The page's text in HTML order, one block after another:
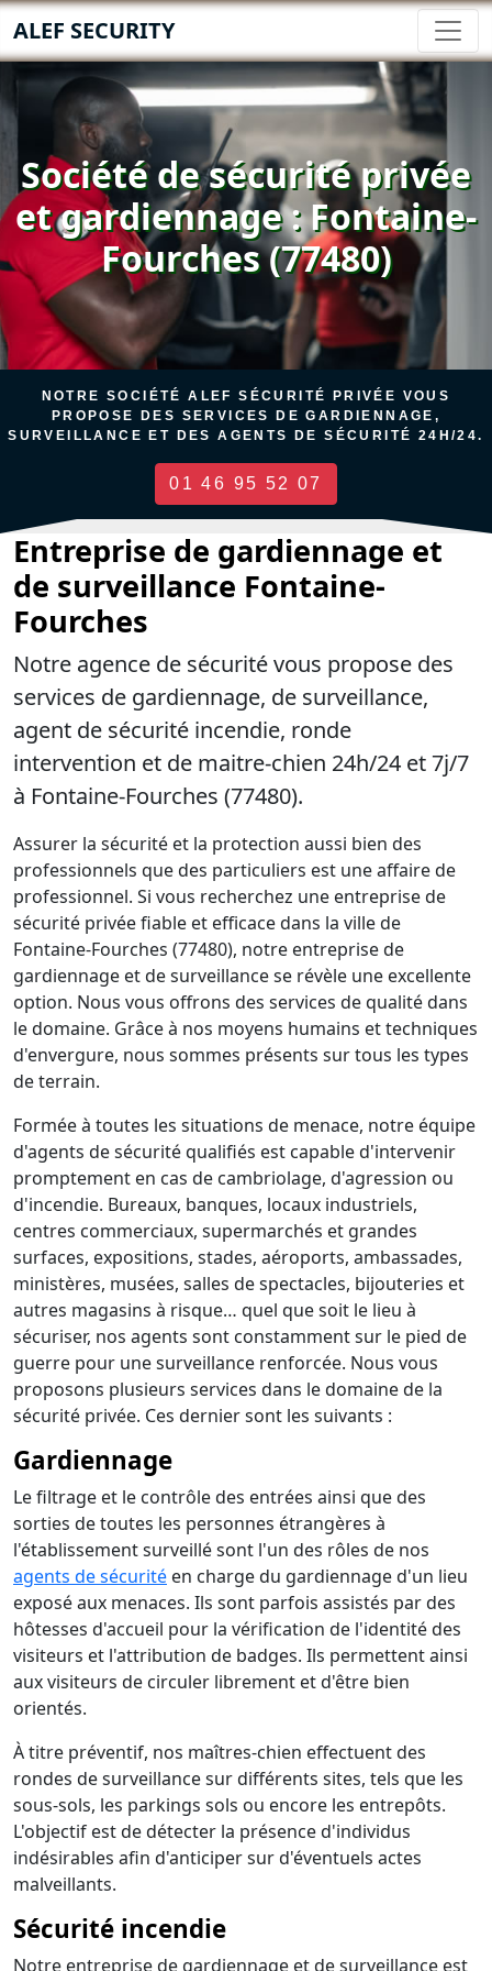
ALEF SECURITY
Société de sécurité privée
et gardiennage : Fontaine-
Fourches (77480)
NOTRE SOCIÉTÉ ALEF SÉCURITÉ PRIVÉE VOUS
PROPOSE DES SERVICES DE GARDIENNAGE,
SURVEILLANCE ET DES AGENTS DE SÉCURITÉ 24H/24.
01 46 95 52 07
Entreprise de gardiennage et
de surveillance Fontaine-
Fourches
Notre agence de sécurité vous propose des
services de gardiennage, de surveillance,
agent de sécurité incendie, ronde
intervention et de maitre-chien 24h/24 et 7j/7
à Fontaine-Fourches (77480).
Assurer la sécurité et la protection aussi bien des
professionnels que des particuliers est une affaire de
professionnel. Si vous recherchez une entreprise de
sécurité privée fiable et efficace dans la ville de
Fontaine-Fourches (77480), notre entreprise de
gardiennage et de surveillance se révèle une excellente
option. Nous vous offrons des services de qualité dans
le domaine. Grâce à nos moyens humains et techniques
d'envergure, nous sommes présents sur tous les types
de terrain.
Formée à toutes les situations de menace, notre équipe
d'agents de sécurité qualifiés est capable d'intervenir
promptement en cas de cambriolage, d'agression ou
d'incendie. Bureaux, banques, locaux industriels,
centres commerciaux, supermarchés et grandes
surfaces, expositions, stades, aéroports, ambassades,
ministères, musées, salles de spectacles, bijouteries et
autres magasins à risque… quel que soit le lieu à
sécuriser, nos agents sont constamment sur le pied de
guerre pour une surveillance renforcée. Nous vous
proposons plusieurs services dans le domaine de la
sécurité privée. Ces dernier sont les suivants :
Gardiennage
Le filtrage et le contrôle des entrées ainsi que des
sorties de toutes les personnes étrangères à
l'établissement surveillé sont l'un des rôles de nos
agents de sécurité en charge du gardiennage d'un lieu
exposé aux menaces. Ils sont parfois assistés par des
hôtesses d'accueil pour la vérification de l'identité des
visiteurs et l'attribution de badges. Ils permettent ainsi
aux visiteurs de circuler librement et d'être bien
orientés.
À titre préventif, nos maîtres-chien effectuent des
rondes de surveillance sur différents sites, tels que les
sous-sols, les parkings sols ou encore les entrepôts.
L'objectif est de détecter la présence d'individus
indésirables afin d'anticiper sur d'éventuels actes
malveillants.
Sécurité incendie
Notre entreprise de gardiennage et de surveillance est